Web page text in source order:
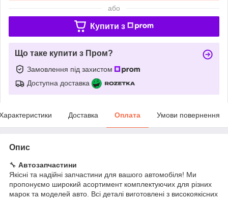
або
Купити з
Що таке купити з Пром?
Замовлення під захистом
Доступна доставка
Доставка Оплата Умови повернення
Опис
🔧 Автозапчастини
Якісні та надійні запчастини для вашого автомобіля! Ми
пропонуємо широкий асортимент комплектуючих для різних
марок та моделей авто. Всі деталі виготовлені з високоякісних